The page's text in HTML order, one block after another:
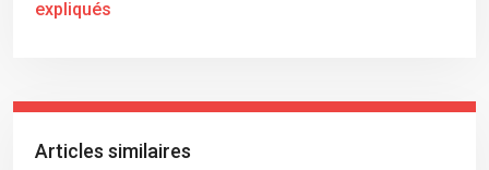
expliqués
Articles similaires